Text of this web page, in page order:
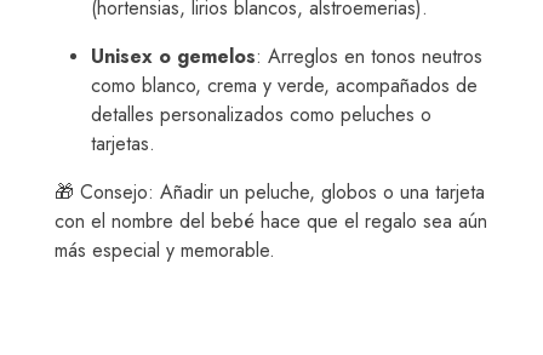
(hortensias, lirios blancos, alstroemerias).
Unisex o gemelos: Arreglos en tonos neutros
como blanco, crema y verde, acompañados de
detalles personalizados como peluches o
tarjetas.
🎁 Consejo: Añadir un peluche, globos o una tarjeta
con el nombre del bebé hace que el regalo sea aún
más especial y memorable.